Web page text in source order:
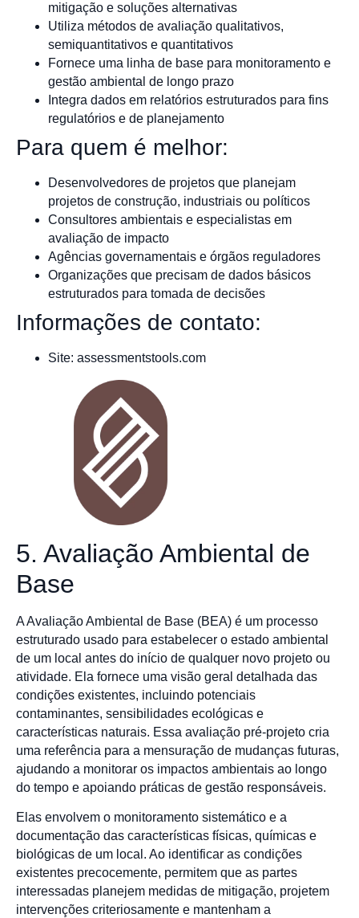
mitigação e soluções alternativas
Utiliza métodos de avaliação qualitativos,
semiquantitativos e quantitativos
Fornece uma linha de base para monitoramento e
gestão ambiental de longo prazo
Integra dados em relatórios estruturados para fins
regulatórios e de planejamento
Para quem é melhor:
Desenvolvedores de projetos que planejam
projetos de construção, industriais ou políticos
Consultores ambientais e especialistas em
avaliação de impacto
Agências governamentais e órgãos reguladores
Organizações que precisam de dados básicos
estruturados para tomada de decisões
Informações de contato:
Site: assessmentstools.com
5. Avaliação Ambiental de
Base
A Avaliação Ambiental de Base (BEA) é um processo
estruturado usado para estabelecer o estado ambiental
de um local antes do início de qualquer novo projeto ou
atividade. Ela fornece uma visão geral detalhada das
condições existentes, incluindo potenciais
contaminantes, sensibilidades ecológicas e
características naturais. Essa avaliação pré-projeto cria
uma referência para a mensuração de mudanças futuras,
ajudando a monitorar os impactos ambientais ao longo
do tempo e apoiando práticas de gestão responsáveis.
Elas envolvem o monitoramento sistemático e a
documentação das características físicas, químicas e
biológicas de um local. Ao identificar as condições
existentes precocemente, permitem que as partes
interessadas planejem medidas de mitigação, projetem
intervenções criteriosamente e mantenham a